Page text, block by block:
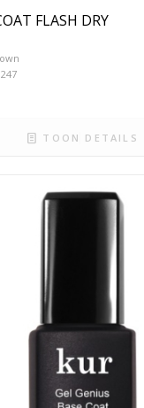
FLASH DRY
TOON DETAILS